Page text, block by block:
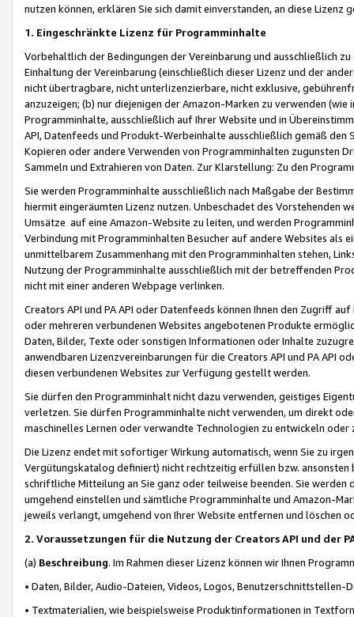
nutzen können, erklären Sie sich damit einverstanden, an diese Lizenz
1. Eingeschränkte Lizenz für Programminhalte
Vorbehaltlich der Bedingungen der Vereinbarung und ausschließlich
Einhaltung der Vereinbarung (einschließlich dieser Lizenz und der
nicht übertragbare, nicht unterlizenzierbare, nicht exklusive,
anzuzeigen; (b) nur diejenigen der Amazon-Marken zu verwenden
Programminhalte, ausschließlich auf Ihrer Website und in
API, Datenfeeds und Produkt-Werbeinhalte ausschließlich gemäß
Kopieren oder andere Verwenden von Programminhalten zugunsten
Sammeln und Extrahieren von Daten. Zur Klarstellung: Zu den
Sie werden Programminhalte ausschließlich nach Maßgabe der
hiermit eingeräumten Lizenz nutzen. Unbeschadet des Vorstehenden
Umsätze auf eine Amazon-Website zu leiten, und werden
Verbindung mit Programminhalten Besucher auf andere Websites als
unmittelbarem Zusammenhang mit den Programminhalten stehen,
Nutzung der Programminhalte ausschließlich mit der betreffenden
nicht mit einer anderen Webpage verlinken.
Creators API und PA API oder Datenfeeds können Ihnen den Zugriff
oder mehreren verbundenen Websites angebotenen Produkte
Daten, Bilder, Texte oder sonstigen Informationen oder Inhalte
anwendbaren Lizenzvereinbarungen für die Creators API und PA API
diesen verbundenen Websites zur Verfügung gestellt werden.
Sie dürfen den Programminhalt nicht dazu verwenden, geistiges
verletzen. Sie dürfen Programminhalte nicht verwenden, um direkt
maschinelles Lernen oder verwandte Technologien zu entwickeln
Die Lizenz endet mit sofortiger Wirkung automatisch, wenn Sie zu
Vergütungskatalog definiert) nicht rechtzeitig erfüllen bzw. ansonsten
schriftliche Mitteilung an Sie ganz oder teilweise beenden. Sie werden
umgehend einstellen und sämtliche Programminhalte und Amazon-
jeweils verlangt, umgehend von Ihrer Website entfernen und löschen
2. Voraussetzungen für die Nutzung der Creators API und der
(a) Beschreibung. Im Rahmen dieser Lizenz können wir Ihnen
• Daten, Bilder, Audio-Dateien, Videos, Logos, Benutzerschnittstellen-
• Textmaterialien, wie beispielsweise Produktinformationen in